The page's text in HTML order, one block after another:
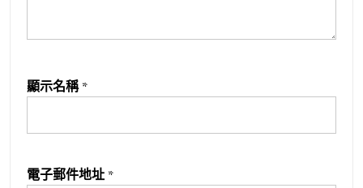
顯示名稱 *
電子郵件地址 *